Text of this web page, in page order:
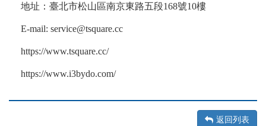
地址：臺北市松山區南京東路五段168號10樓
E-mail: service@tsquare.cc
https://www.tsquare.cc/
https://www.i3bydo.com/
返回列表